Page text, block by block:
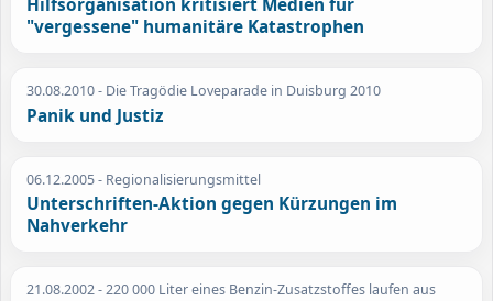
Hilfsorganisation kritisiert Medien für
"vergessene" humanitäre Katastrophen
30.08.2010- Die Tragödie Loveparade in Duisburg 2010
Panik und Justiz
06.12.2005- Regionalisierungsmittel
Unterschriften-Aktion gegen Kürzungen im
Nahverkehr
21.08.2002- 220 000 Liter eines Benzin-Zusatzstoffes laufen aus